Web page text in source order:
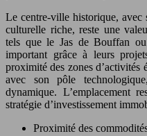
Le centre-ville historique, avec
culturelle riche, reste une
tels que le Jas de Bouffan
important grâce à leurs
proximité des zones d’activités
avec son pôle
dynamique. L’emplacement
stratégie d’investissement
Proximité des